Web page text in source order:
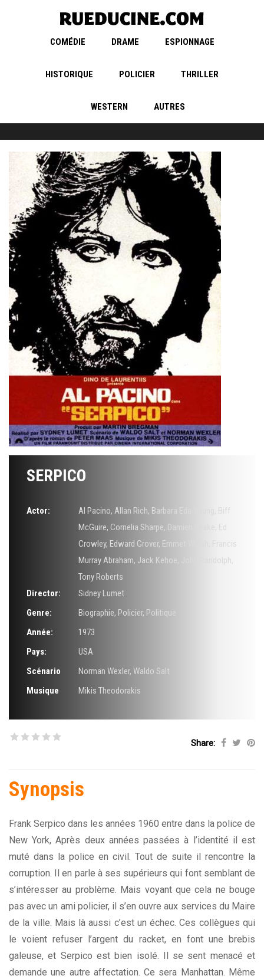
COMÉDIE DRAME ESPIONNAGE
HISTORIQUE POLICIER THRILLER
WESTERN AUTRES
SERPICO
Actor: Al Pacino, Allan Rich, Barbara Eda Young
Biff
McGuire, Cornelia Sharpe, Damien Leake
Ed
Crowley, Edward Grover, Emmet Walsh
Francis
Murray Abraham, Jack Kehoe John Randolph,
Tony Roberts
Director:
Sidney Lumet
Genre:
Biographie, Policier, Politique
Année:
1973
Pays:
USA
Scénario
Norman Wexler, Waldo Salt
Musique
Mikis Theodorakis
Share:
Synopsis
Frank Serpico dans les années 1960 entre dans la police de
New York, Après deux années passées à l’identité il est
muté dans la police en civil. Tout de suite il rencontre la
corruption. Il en parle à ses supérieurs qui font semblant de
s’intéresser au problème. Mais voyant que cela ne bouge
pas avec un ami policier, il s’en ouvre aux services du Maire
de la ville. Mais là aussi c’est un échec. Ces collègues qui
le voient refuser l’argent du racket, en font une brebis
galeuse, et Serpico est bien isolé. Il se sent menacé et
demande une autre affectation. Ce sera Manhattan. Même